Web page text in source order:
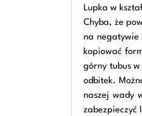
Lupka w
Chyba, że
na negatywie
kopiować
górny tubus
odbitek.
naszej wady
zabezpieczyć